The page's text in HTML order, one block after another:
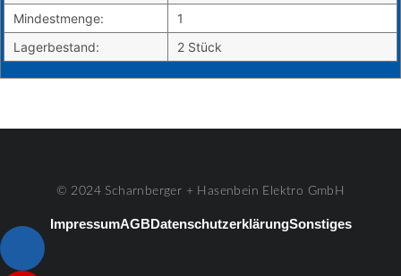
Mindestmenge:
1
Lagerbestand:
2 Stück
© 2024 Scharnberger + Hasenbein Elektro GmbH
ImpressumAGBDatenschutzerklärungSonstiges